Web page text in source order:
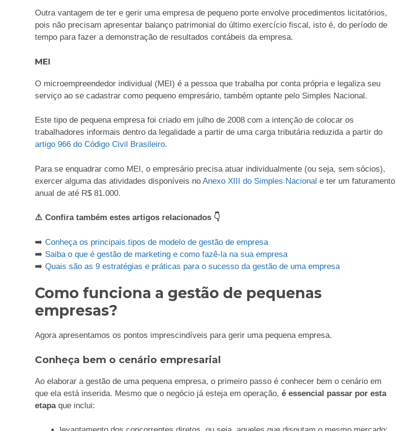
Outra vantagem de ter e gerir uma empresa de pequeno porte envolve procedimentos licitatórios,
pois não precisam apresentar balanço patrimonial do último exercício fiscal, isto é, do período de
tempo para fazer a demonstração de resultados contábeis da empresa.
MEI
O microempreendedor individual (MEI) é a pessoa que trabalha por conta própria e legaliza seu
serviço ao se cadastrar como pequeno empresário, também optante pelo Simples Nacional.
Este tipo de pequena empresa foi criado em julho de 2008 com a intenção de colocar os
trabalhadores informais dentro da legalidade a partir de uma carga tributária reduzida a partir do
artigo 966 do Código Civil Brasileiro.
Para se enquadrar como MEI, o empresário precisa atuar individualmente (ou seja, sem sócios),
exercer alguma das atividades disponíveis no Anexo XIII do Simples Nacional e ter um faturamento
anual de até R$ 81.000.
⚠️ Confira também estes artigos relacionados 👇
➡️ Conheça os principais tipos de modelo de gestão de empresa
➡️ Saiba o que é gestão de marketing e como fazê-la na sua empresa
➡️ Quais são as 9 estratégias e práticas para o sucesso da gestão de uma empresa
Como funciona a gestão de pequenas
empresas?
Agora apresentamos os pontos imprescindíveis para gerir uma pequena empresa.
Conheça bem o cenário empresarial
Ao elaborar a gestão de uma pequena empresa, o primeiro passo é conhecer bem o cenário em
que ela está inserida. Mesmo que o negócio já esteja em operação, é essencial passar por esta
etapaque inclui: